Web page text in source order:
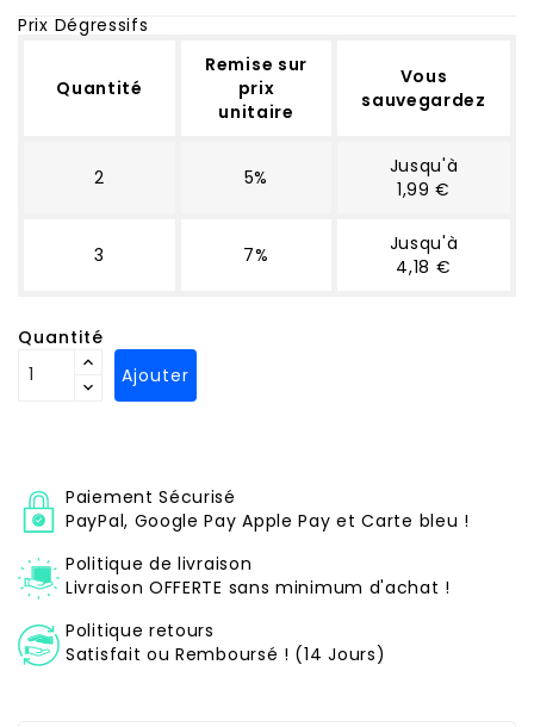
Prix Dégressifs
Quantité
Remise sur
prix
unitaire
Vous
sauvegardez
2 5%
Jusqu'à
1,99 €
3 7%
Jusqu'à
4,18 €
Quantité
Ajouter
Paiement Sécurisé
PayPal, Google Pay Apple Pay et Carte bleu !
Politique de livraison
Livraison OFFERTE sans minimum d'achat !
Politique retours
Satisfait ou Remboursé ! (14 Jours)